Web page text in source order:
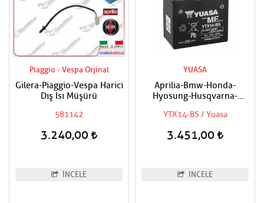
Piaggio - Vespa Orjinal
Gilera-Piaggio-Vespa Harici
Dış Isı Müşürü
581142
3.240,00
İNCELE
YUASA
Aprilia-Bmw-Honda-
Hyosung-Husqvarna-
Suzuki-Triumph-Yamaha
Uyumlu Yuasa Bakımsız Akü
YTX14-BS / Yuasa
3.451,00
İNCELE